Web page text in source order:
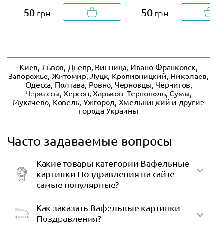
50 грн 50 грн
Киев, Львов, Днепр, Винница, Ивано-Франковск,
Запорожье, Житомир, Луцк, Кропивницкий, Николаев,
Одесса, Полтава, Ровно, Черновцы, Чернигов,
Черкассы, Херсон, Харьков, Тернополь, Сумы,
Мукачево, Ковель, Ужгород, Хмельницкий и другие
города Украины
Часто задаваемые вопросы
Какие товары категории Вафельные
картинки Поздравления на сайте
самые популярные?
Как заказать Вафельные картинки
Поздравления?